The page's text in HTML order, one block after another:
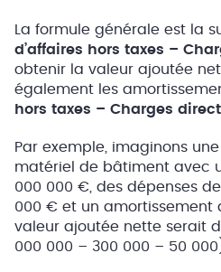
La formule générale est la
d’affaires hors taxes –
obtenir la valeur ajoutée
également les
hors taxes – Charges
Par exemple, imaginons
matériel de bâtiment avec
000 000 €, des dépenses
000 € et un amortissement
valeur ajoutée nette serait
000 000 – 300 000 – 50